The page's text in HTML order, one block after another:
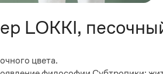
LOKKI,
цвета.